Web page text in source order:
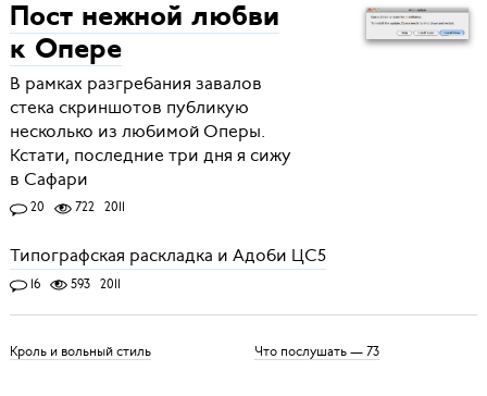
Пост нежной любви
к Опере
В рамках разгребания завалов
стека скриншотов публикую
несколько из любимой Оперы.
Кстати, последние три дня я сижу
в Сафари
20 722 2011
Типографская раскладка и Адоби ЦС5
16 593 2011
Кроль и вольный стиль Что послушать — 73